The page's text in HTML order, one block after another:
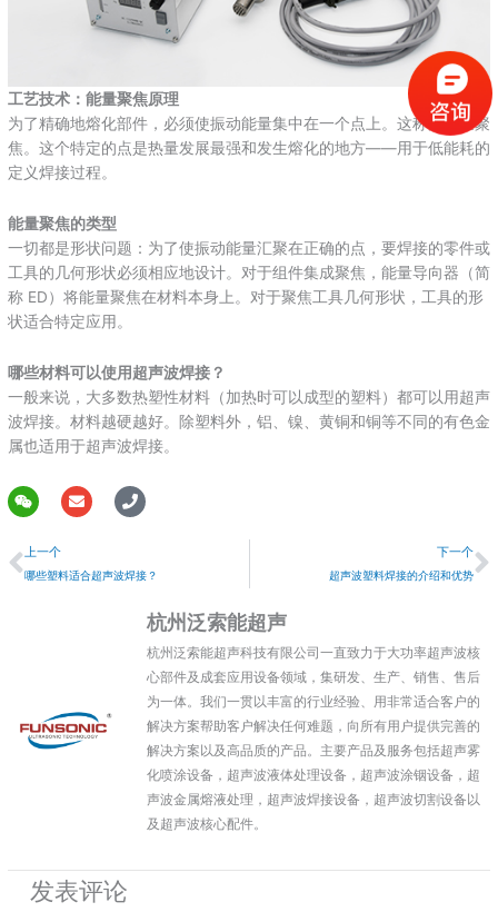
工艺技术：能量聚焦原理
为了精确地熔化部件，必须使振动能量集中在一个点上。这称为能量聚
焦。这个特定的点是热量发展最强和发生熔化的地方——用于低能耗的
定义焊接过程。
能量聚焦的类型
一切都是形状问题：为了使振动能量汇聚在正确的点，要焊接的零件或
工具的几何形状必须相应地设计。对于组件集成聚焦，能量导向器（简
称 ED）将能量聚焦在材料本身上。对于聚焦工具几何形状，工具的形
状适合特定应用。
哪些材料可以使用超声波焊接？
一般来说，大多数热塑性材料（加热时可以成型的塑料）都可以用超声
波焊接。材料越硬越好。除塑料外，铝、镍、黄铜和铜等不同的有色金
属也适用于超声波焊接。
W
x
i
E
l
P
e
上一个
上一个
哪些塑料适合超声波焊接？
下一个
超声波塑料焊接的介绍和优势
杭州泛索能超声
杭州泛索能超声科技有限公司一直致力于大功率超声波核
心部件及成套应用设备领域，集研发、生产、销售、售后
为一体。我们一贯以丰富的行业经验、用非常适合客户的
解决方案帮助客户解决任何难题，向所有用户提供完善的
解决方案以及高品质的产品。主要产品及服务包括超声雾
化喷涂设备，超声波液体处理设备，超声波涂铟设备，超
声波金属熔液处理，超声波焊接设备，超声波切割设备以
及超声波核心配件。
发表评论